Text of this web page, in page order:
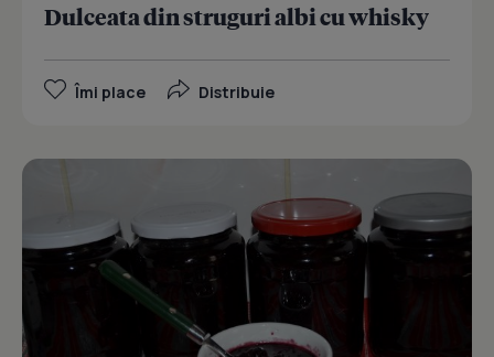
Dulceata din struguri albi cu whisky
Îmi place Distribuie